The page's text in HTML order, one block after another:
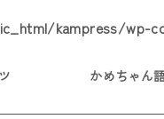
kampress/wp-
かめちゃん